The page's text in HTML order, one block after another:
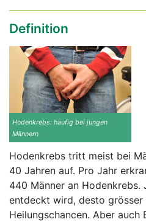
News
Rubriken
Definition
Hodenkrebs: häufig bei jungen
Männern
Hodenkrebs tritt meist bei
40 Jahren auf. Pro Jahr
440 Männer an
entdeckt wird, desto grösser
Heilungschancen. Aber auch